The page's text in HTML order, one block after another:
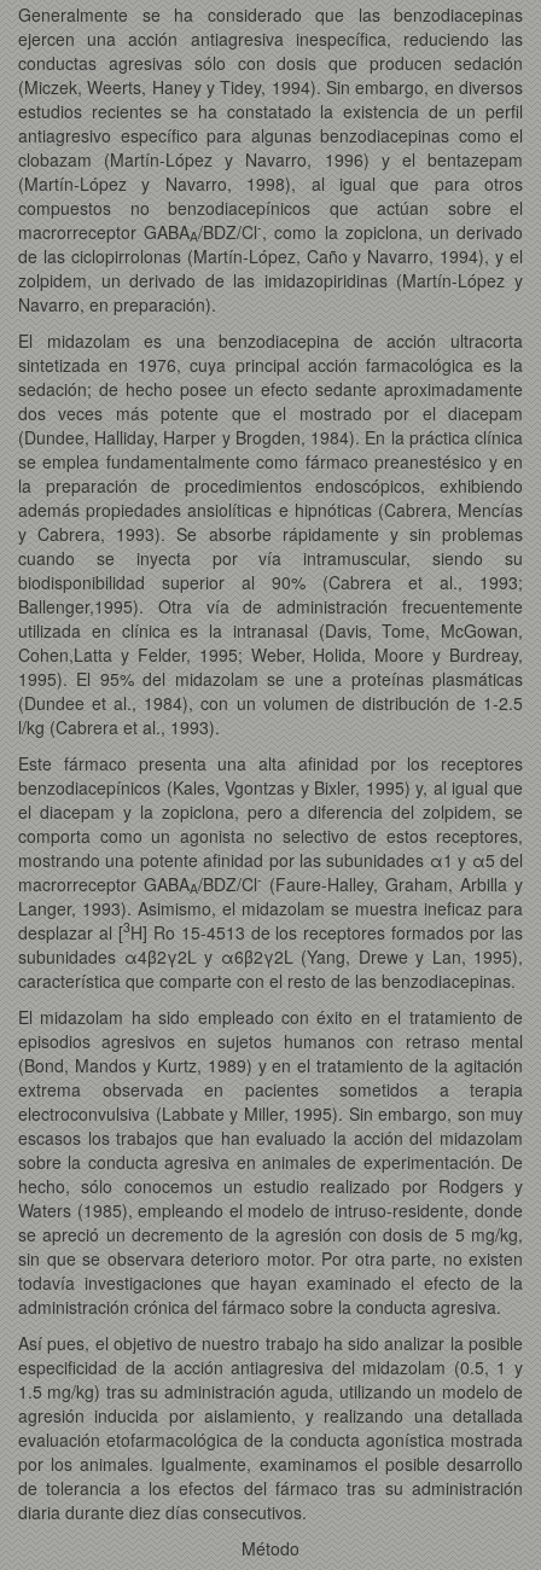
Generalmente se ha considerado que las benzodiacepinas
ejercen una acción antiagresiva inespecífica, reduciendo las
conductas agresivas sólo con dosis que producen sedación
(Miczek, Weerts, Haney y Tidey, 1994). Sin embargo, en diversos
estudios recientes se ha constatado la existencia de un perfil
antiagresivo específico para algunas benzodiacepinas como el
clobazam (Martín-López y Navarro, 1996) y el bentazepam
(Martín-López y Navarro, 1998), al igual que para otros
compuestos no benzodiacepínicos que actúan sobre el
macrorreceptor GABAA/BDZ/Cl-, como la zopiclona, un derivado
de las ciclopirrolonas (Martín-López, Caño y Navarro, 1994), y el
zolpidem, un derivado de las imidazopiridinas (Martín-López y
Navarro, en preparación).
El midazolam es una benzodiacepina de acción ultracorta
sintetizada en 1976, cuya principal acción farmacológica es la
sedación; de hecho posee un efecto sedante aproximadamente
dos veces más potente que el mostrado por el diacepam
(Dundee, Halliday, Harper y Brogden, 1984). En la práctica clínica
se emplea fundamentalmente como fármaco preanestésico y en
la preparación de procedimientos endoscópicos, exhibiendo
además propiedades ansiolíticas e hipnóticas (Cabrera, Mencías
y Cabrera, 1993). Se absorbe rápidamente y sin problemas
cuando se inyecta por vía intramuscular, siendo su
biodisponibilidad superior al 90% (Cabrera et al., 1993;
Ballenger,1995). Otra vía de administración frecuentemente
utilizada en clínica es la intranasal (Davis, Tome, McGowan,
Cohen,Latta y Felder, 1995; Weber, Holida, Moore y Burdreay,
1995). El 95% del midazolam se une a proteínas plasmáticas
(Dundee et al., 1984), con un volumen de distribución de 1-2.5
l/kg (Cabrera et al., 1993).
Este fármaco presenta una alta afinidad por los receptores
benzodiacepínicos (Kales, Vgontzas y Bixler, 1995) y, al igual que
el diacepam y la zopiclona, pero a diferencia del zolpidem, se
comporta como un agonista no selectivo de estos receptores,
mostrando una potente afinidad por las subunidades α1 y α5 del
macrorreceptor GABAA/BDZ/Cl- (Faure-Halley, Graham, Arbilla y
Langer, 1993). Asimismo, el midazolam se muestra ineficaz para
desplazar al [3H] Ro 15-4513 de los receptores formados por las
subunidades α4β2γ2L y α6β2γ2L (Yang, Drewe y Lan, 1995),
característica que comparte con el resto de las benzodiacepinas.
El midazolam ha sido empleado con éxito en el tratamiento de
episodios agresivos en sujetos humanos con retraso mental
(Bond, Mandos y Kurtz, 1989) y en el tratamiento de la agitación
extrema observada en pacientes sometidos a terapia
electroconvulsiva (Labbate y Miller, 1995). Sin embargo, son muy
escasos los trabajos que han evaluado la acción del midazolam
sobre la conducta agresiva en animales de experimentación. De
hecho, sólo conocemos un estudio realizado por Rodgers y
Waters (1985), empleando el modelo de intruso-residente, donde
se apreció un decremento de la agresión con dosis de 5 mg/kg,
sin que se observara deterioro motor. Por otra parte, no existen
todavía investigaciones que hayan examinado el efecto de la
administración crónica del fármaco sobre la conducta agresiva.
Así pues, el objetivo de nuestro trabajo ha sido analizar la posible
especificidad de la acción antiagresiva del midazolam (0.5, 1 y
1.5 mg/kg) tras su administración aguda, utilizando un modelo de
agresión inducida por aislamiento, y realizando una detallada
evaluación etofarmacológica de la conducta agonística mostrada
por los animales. Igualmente, examinamos el posible desarrollo
de tolerancia a los efectos del fármaco tras su administración
diaria durante diez días consecutivos.
Método